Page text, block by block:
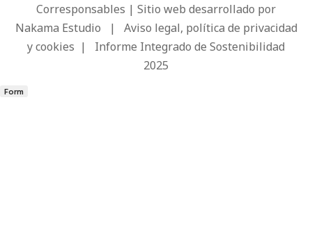
Corresponsables | Sitio web desarrollado por
Nakama Estudio | Aviso legal, política de privacidad
y cookies | Informe Integrado de Sostenibilidad
2025
Form